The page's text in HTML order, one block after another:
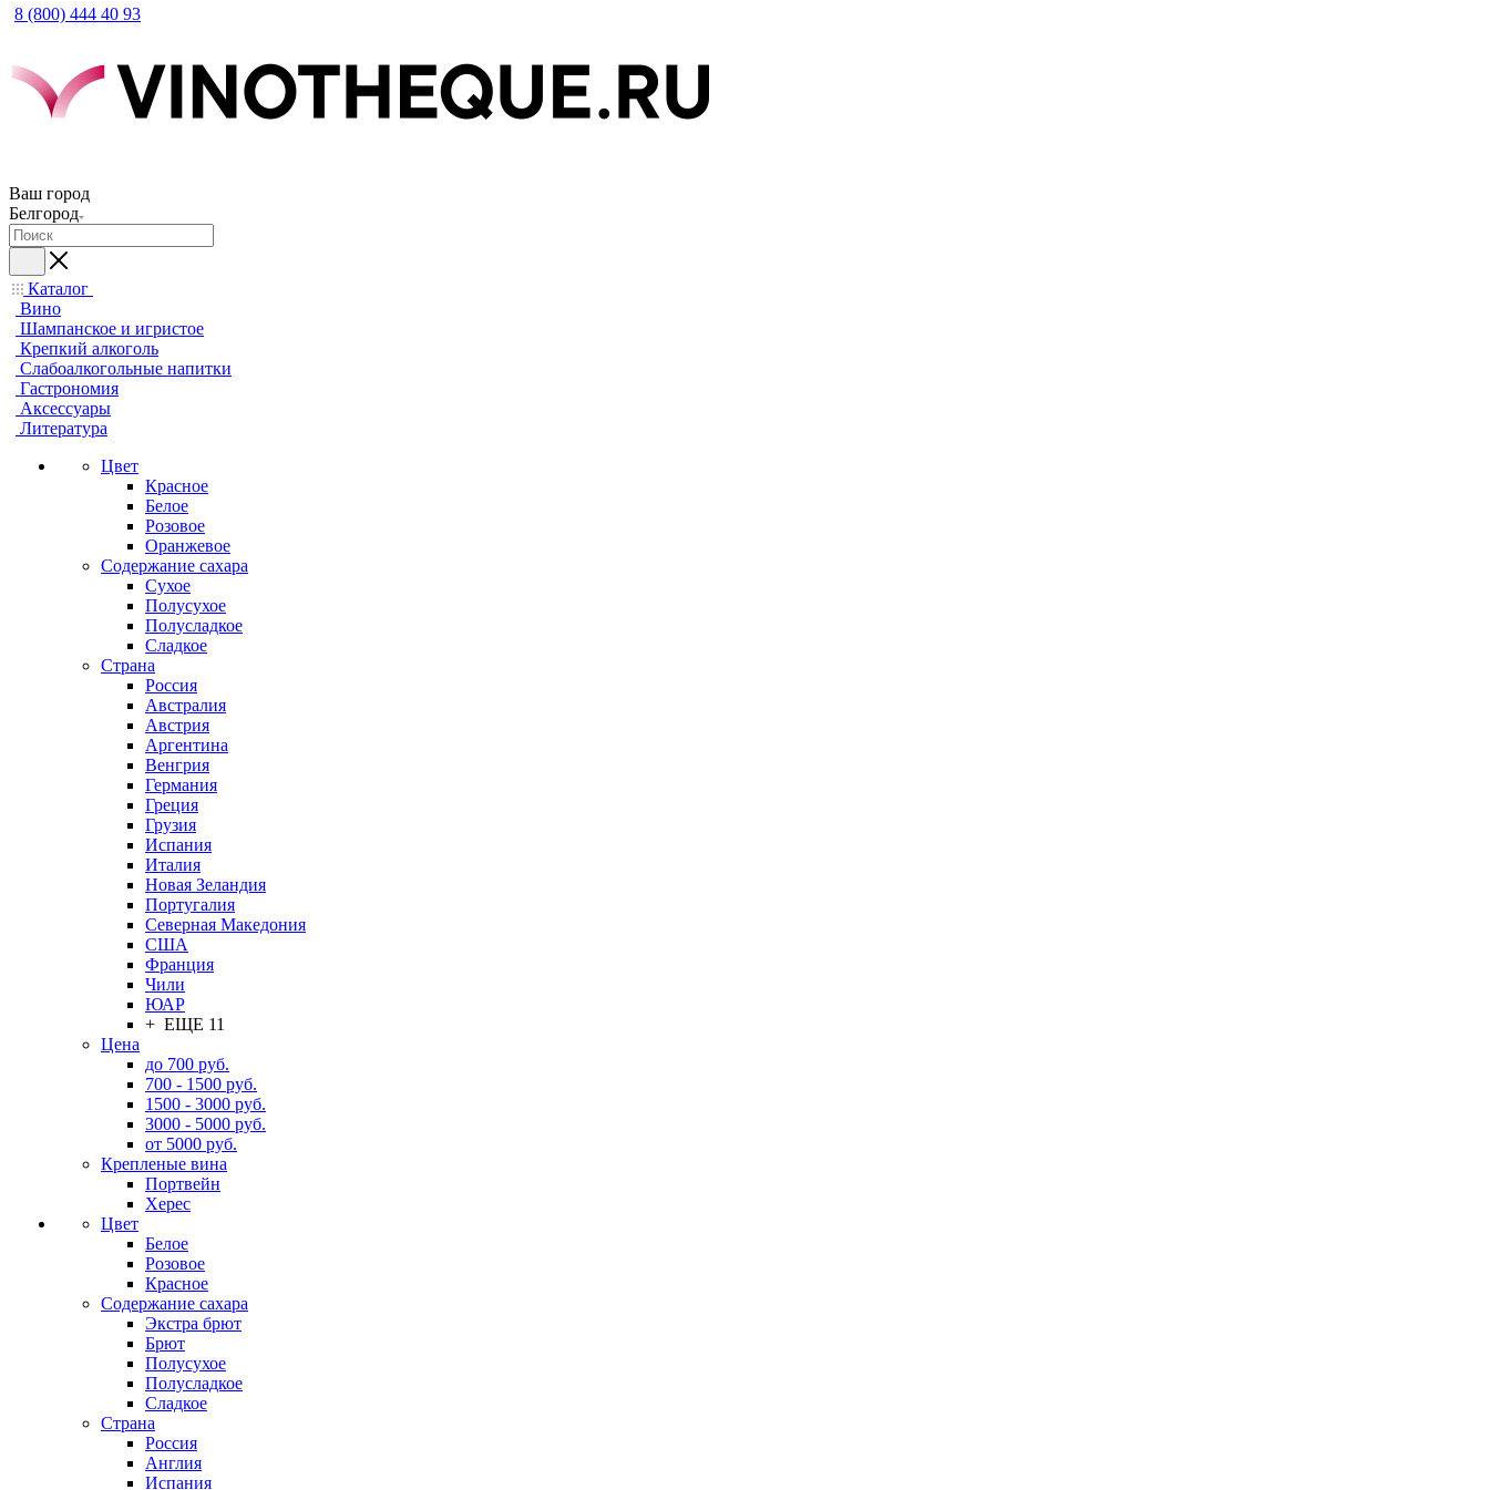
8 (800) 444 40 93
Ваш город
Белгород
Каталог
Вино
Шампанское и игристое
Крепкий алкоголь
Слабоалкогольные напитки
Гастрономия
Аксессуары
Литература
Цвет
Красное
Белое
Розовое
Оранжевое
Содержание сахара
Сухое
Полусухое
Полусладкое
Сладкое
Страна
Россия
Австралия
Австрия
Аргентина
Венгрия
Германия
Греция
Грузия
Испания
Италия
Новая Зеландия
Португалия
Северная Македония
США
Франция
Чили
ЮАР
+ ЕЩЕ 11
Цена
до 700 руб.
700 - 1500 руб.
1500 - 3000 руб.
3000 - 5000 руб.
от 5000 руб.
Крепленые вина
Портвейн
Херес
Цвет
Белое
Розовое
Красное
Содержание сахара
Экстра брют
Брют
Полусухое
Полусладкое
Сладкое
Страна
Россия
Англия
Испания